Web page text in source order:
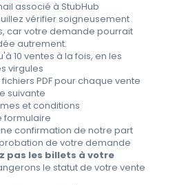
associé à StubHub
vérifier soigneusement
car votre demande pourrait
autrement.
10 ventes à la fois, en les
virgules
PDF pour chaque vente
suivante
et conditions
formulaire
confirmation de notre part
de votre demande
pas les billets à votre
le statut de votre vente